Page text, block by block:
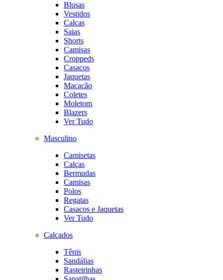
Blusas
Vestidos
Calças
Saias
Shorts
Camisas
Croppeds
Casacos
Jaquetas
Macacão
Coletes
Moletom
Blazers
Ver Tudo
Masculino
Camisetas
Calças
Bermudas
Camisas
Polos
Regatas
Casacos e Jaquetas
Ver Tudo
Calçados
Tênis
Sandálias
Rasteirinhas